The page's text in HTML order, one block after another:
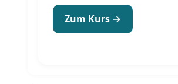
Zum Kurs →